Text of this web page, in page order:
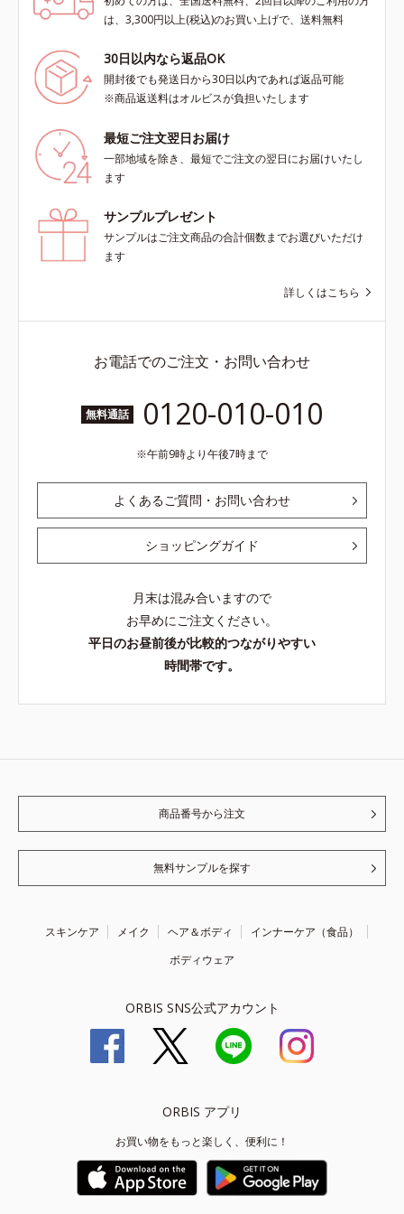
は、3,300円以上(税込)のお買い上げで、送料無料
30日以内なら返品OK
開封後でも発送日から30日以内であれば返品可能
※商品返送料はオルビスが負担いたします
最短ご注文翌日お届け
一部地域を除き、最短でご注文の翌日にお届けいたし
ます
サンプルプレゼント
サンプルはご注文商品の合計個数までお選びいただけ
ます
詳しくはこちら
お電話でのご注文・お問い合わせ
無料通話 0120-010-010
午前9時より午後7時まで
よくあるご質問・お問い合わせ
ショッピングガイド
月末は混み合いますので
お早めにご注文ください。
平日のお昼前後が比較的つながりやすい
時間帯です。
商品番号から注文
無料サンプルを探す
スキンケア メイク ヘア＆ボディ
インナーケア（食品）
ボディウェア
ORBIS SNS公式アカウント
ORBIS アプリ
お買い物をもっと楽しく、便利に！